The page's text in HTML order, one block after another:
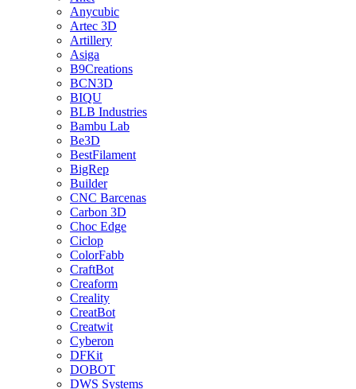
Anycubic
Artec 3D
Artillery
Asiga
B9Creations
BCN3D
BIQU
BLB Industries
Bambu Lab
Be3D
BestFilament
BigRep
Builder
CNC Barcenas
Carbon 3D
Choc Edge
Ciclop
ColorFabb
CraftBot
Creaform
Creality
CreatBot
Creatwit
Cyberon
DFKit
DOBOT
DWS Systems